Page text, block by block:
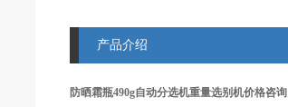
产品介绍
防晒霜瓶490g自动分选机重量选别机价格咨询